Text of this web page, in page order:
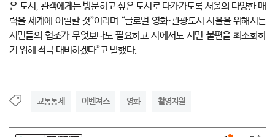
은 도시, 관객에게는 방문하고 싶은 도시로 다가가도록 서울의 다양한 매
력을 세계에 어필할 것”이라며 “글로벌 영화·관광도시 서울을 위해서는
시민들의 협조가 무엇보다도 필요하고 시에서도 시민 불편을 최소화하
기 위해 적극 대비하겠다”고 말했다.
교통통제 어벤져스 영화 촬영지원